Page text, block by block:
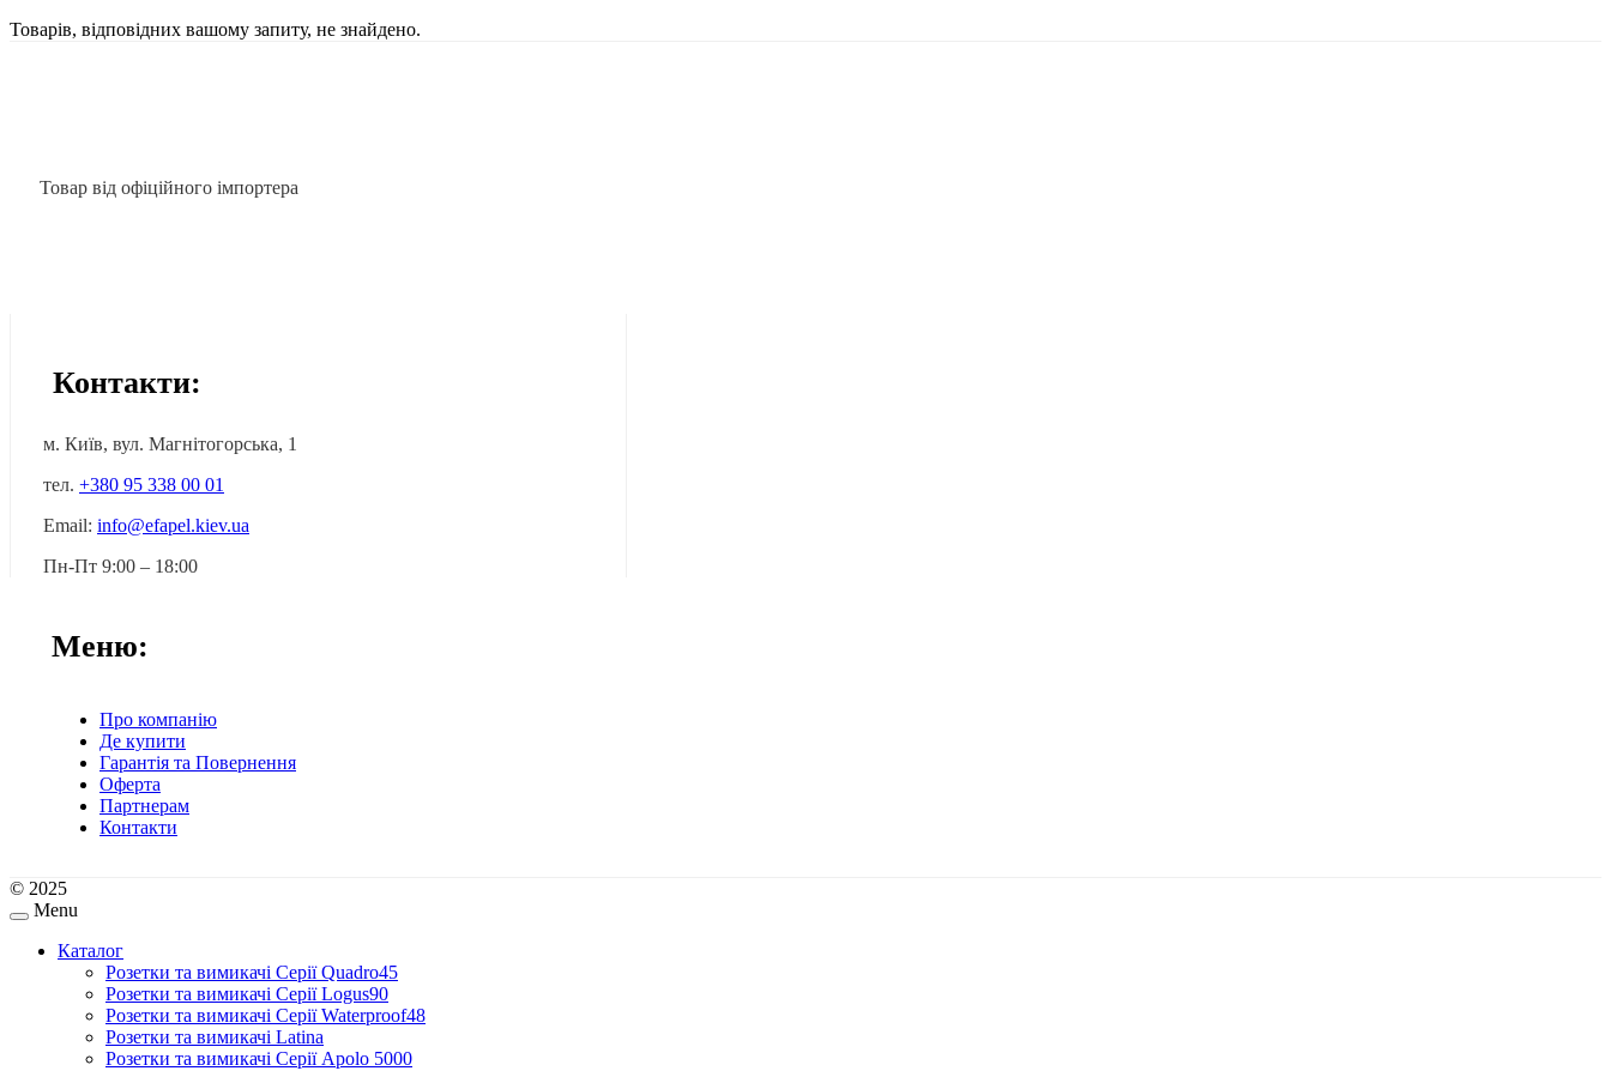
Товарів, відповідних вашому запиту, не знайдено.
Товар від офіційного імпортера
Контакти:
м. Київ, вул. Магнітогорська, 1
тел. +380 95 338 00 01
Email: info@efapel.kiev.ua
Пн-Пт 9:00 – 18:00
Меню:
Про компанію
Де купити
Гарантія та Повернення
Оферта
Партнерам
Контакти
© 2025
Menu
Каталог
Розетки та вимикачі Серії Quadro45
Розетки та вимикачі Серії Logus90
Розетки та вимикачі Серії Waterproof48
Розетки та вимикачі Latina
Розетки та вимикачі Серії Apolo 5000